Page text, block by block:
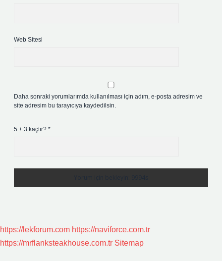
Web Sitesi
Daha sonraki yorumlarımda kullanılması için adım, e-posta adresim ve
site adresim bu tarayıcıya kaydedilsin.
5 + 3 kaçtır? *
https://lekforum.com https://naviforce.com.tr
https://mrflanksteakhouse.com.tr Sitemap